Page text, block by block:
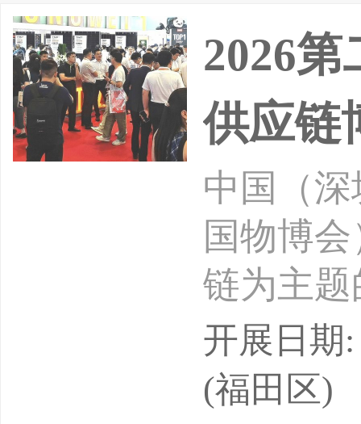
荣，物
2026
供应链
中国（
国物博
链为主
企业轻
致力于
开展日期
(福田区)